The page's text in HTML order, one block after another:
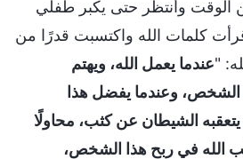
الوقت وأنتظر حتى يكبر طفلي
قرأت كلمات الله واكتسبت قدرًا من
"عندما يعمل الله، ويهتم
وعندما يفضل هذا
الشيطان عن كثب، محاولًا
الله في ربح هذا الشخص،